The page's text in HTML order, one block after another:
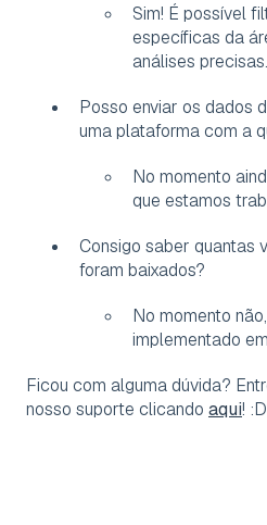
Sim! É possível
específicas da
análises precisas.
Posso enviar os dados
uma plataforma com a
No momento
que estamos
Consigo saber quantas
foram baixados?
No momento
implementado
Ficou com alguma dúvida?
nosso suporte clicando aqui! :D